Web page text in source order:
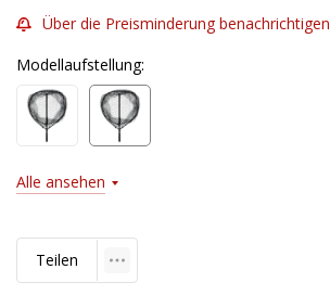
Über die Preisminderung benachrichtigen
Modellaufstellung:
Alle ansehen
Teilen